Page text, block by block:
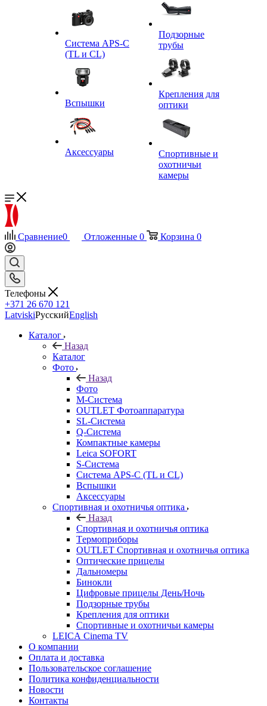
Система APS-C
(TL и CL)
Вспышки
Аксессуары
Подзорные
трубы
Крепления для
оптики
Спортивные и
охотничьи
камеры
Сравнение0 Отложенные 0 Корзина 0
Телефоны
+371 26 670 121
LatviskiРусскийEnglish
Каталог
Назад
Каталог
Фото
Назад
Фото
M-Система
OUTLET Фотоаппаратура
SL-Система
Q-Cистема
Компактные камеры
Leica SOFORT
S-Система
Система APS-C (TL и CL)
Вспышки
Аксессуары
Спортивная и охотничья оптика
Назад
Спортивная и охотничья оптика
Tермоприборы
OUTLET Спортивная и охотничья оптика
Оптические прицелы
Дальномеры
Бинокли
Цифровые прицелы День/Ночь
Подзорные трубы
Крепления для оптики
Спортивные и охотничьи камеры
LEICA Cinema TV
О компании
Оплата и доставка
Пользовательское соглашение
Политика конфиденциальности
Новости
Контакты